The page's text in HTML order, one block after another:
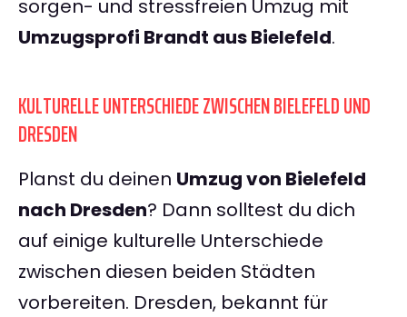
sorgen- und stressfreien Umzug mit
Umzugsprofi Brandt aus Bielefeld.
KULTURELLE UNTERSCHIEDE ZWISCHEN BIELEFELD UND
DRESDEN
Planst du deinen Umzug von Bielefeld
nach Dresden? Dann solltest du dich
auf einige kulturelle Unterschiede
zwischen diesen beiden Städten
vorbereiten. Dresden, bekannt für